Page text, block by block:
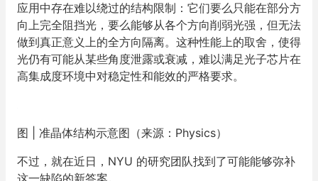
应用中存在难以绕过的结构限制：它们要么只能在部分方
向上完全阻挡光，要么能够从各个方向削弱光强，但无法
做到真正意义上的全方向隔离。这种性能上的取舍，使得
光仍有可能从某些角度泄露或衰减，难以满足光子芯片在
高集成度环境中对稳定性和能效的严格要求。
图 | 准晶体结构示意图（来源：Physics）
不过，就在近日，NYU 的研究团队找到了可能能够弥补
这一缺陷的新答案。